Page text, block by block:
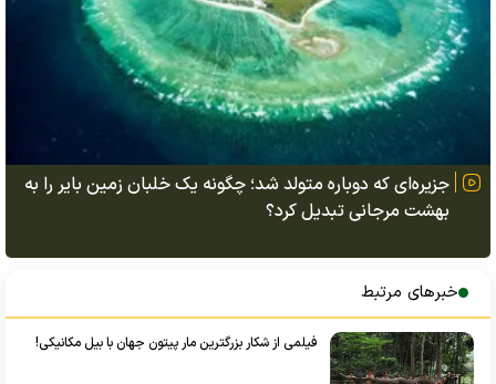
جزیره‌ای که دوباره متولد شد؛ چگونه یک خلبان زمین بایر را به
بهشت مرجانی تبدیل کرد؟
خبرهای مرتبط
فیلمی از شکار بزرگترین مار پیتون جهان با بیل مکانیکی!